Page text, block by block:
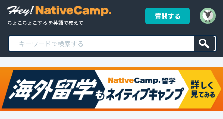
ちょこちょこする を英語で教えて!
質問する